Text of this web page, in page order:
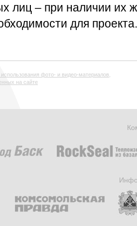
лиц – при наличии их
для проекта.
использования фото- и видео-материалов,
на сайте